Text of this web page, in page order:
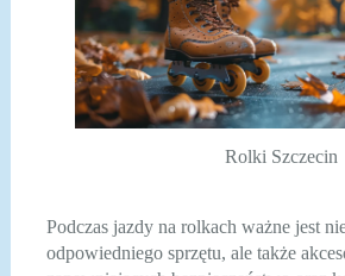
Rolki Szczecin
Podczas jazdy na rolkach ważne jest
odpowiedniego sprzętu, ale także